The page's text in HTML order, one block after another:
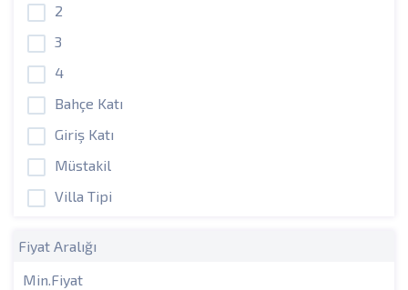
2
3
4
Bahçe Katı
Giriş Katı
Müstakil
Villa Tipi
Fiyat Aralığı
Min.Fiyat